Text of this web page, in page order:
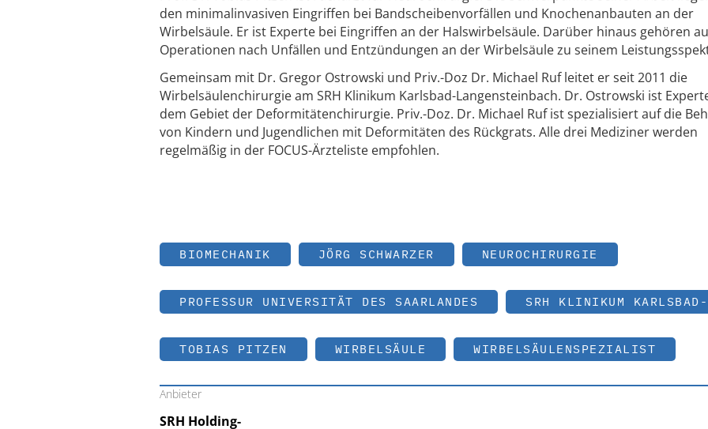
den minimalinvasiven Eingriffen bei Bandscheibenvorfällen und Knochenanbauten an der
Wirbelsäule. Er ist Experte bei Eingriffen an der Halswirbelsäule. Darüber hinaus gehören
Operationen nach Unfällen und Entzündungen an der Wirbelsäule zu seinem
Gemeinsam mit Dr. Gregor Ostrowski und Priv.-Doz Dr. Michael Ruf leitet er seit 2011 die
Wirbelsäulenchirurgie am SRH Klinikum Karlsbad-Langensteinbach. Dr. Ostrowski ist
dem Gebiet der Deformitätenchirurgie. Priv.-Doz. Dr. Michael Ruf ist spezialisiert auf die
von Kindern und Jugendlichen mit Deformitäten des Rückgrats. Alle drei Mediziner werden
regelmäßig in der FOCUS-Ärzteliste empfohlen.
BIOMECHANIK JÖRG SCHWARZER NEUROCHIRURGIE
PROFESSUR UNIVERSITÄT DES SAARLANDES SRH KLINIKUM KARLSBAD-
TOBIAS PITZEN WIRBELSÄULE WIRBELSÄULENSPEZIALIST
Anbieter
SRH Holding-